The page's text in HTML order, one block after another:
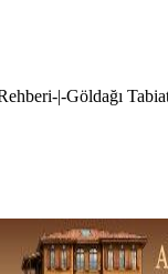
|-Göldağı